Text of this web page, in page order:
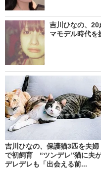
吉川ひなの、
マモデル時代を
吉川ひなの、保護猫3匹を夫婦
で初飼育 “ツンデレ”猫に夫
デレデレも「出会える前...